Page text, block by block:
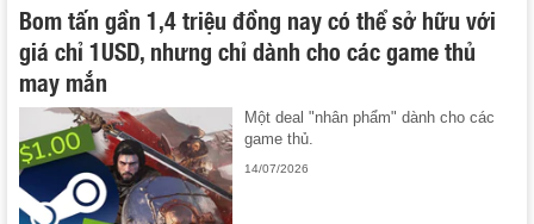
Bom tấn gần 1,4 triệu đồng nay có thể sở hữu với
giá chỉ 1USD, nhưng chỉ dành cho các game thủ
may mắn
Một deal "nhân phẩm" dành cho các
game thủ.
14/07/2026